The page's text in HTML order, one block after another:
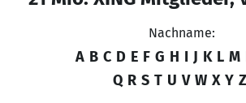
Nachname:
A B C D E F G H I J K L M
Q R S T U V W X Y Z